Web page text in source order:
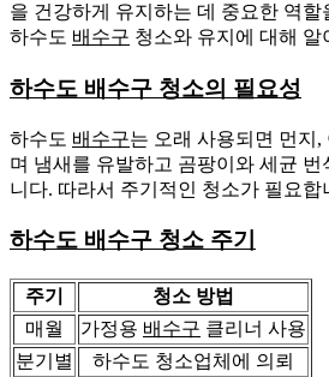
을 건강하게 유지하는 데 중요한 역할
하수도 배수구 청소와 유지에 대해 알
하수도 배수구 청소의 필요성
하수도 배수구는 오래 사용되면 먼지,
며 냄새를 유발하고 곰팡이와 세균 번
니다. 따라서 주기적인 청소가 필요합
하수도 배수구 청소 주기
주기
청소 방법
매월
가정용 배수구 클리너 사용
분기별
하수도 청소업체에 의뢰